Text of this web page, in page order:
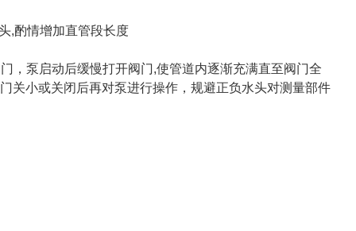
,酌情增加直管段长度
，泵启动后缓慢打开阀门,使管道内逐渐充满直至阀门全
关小或关闭后再对泵进行操作，规避正负水头对测量部件